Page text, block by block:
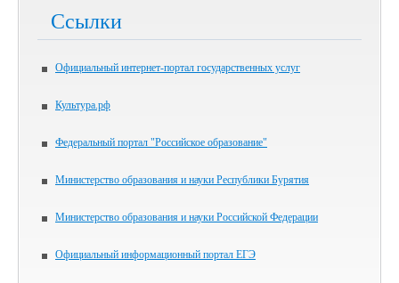
Ссылки
Официальный интернет-портал государственных услуг
Культура.рф
Федеральный портал "Российское образование"
Министерство образования и науки Республики Бурятия
Министерство образования и науки Российской Федерации
Официальный информационный портал ЕГЭ